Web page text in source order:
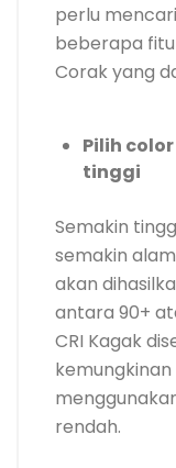
perlu mencari
beberapa
Corak yang
Pilih
tinggi
Semakin
semakin
akan
antara 90+
CRI Kagak
rendah.